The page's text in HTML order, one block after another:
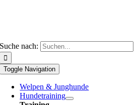
Suche nach:
Toggle Navigation
Welpen & Junghunde
Hundetraining